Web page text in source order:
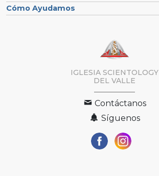
Cómo Ayudamos
IGLESIA SCIENTOLOGY
DEL VALLE
Contáctanos
Síguenos